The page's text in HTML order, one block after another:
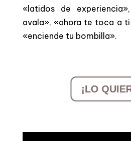
«latidos de
avala», «ahora te toca a
«enciende tu bombilla».
¡LO QUIERO!